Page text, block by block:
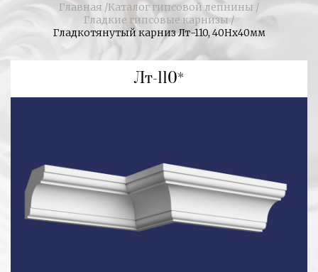
Главная /Каталог гипсовой лепнины /
Гладкие гипсовые карнизы/
Гладкотянутый карниз Лт-110, 40Нх40мм
Лт-110*